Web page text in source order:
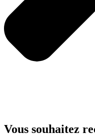
Vous souhaitez